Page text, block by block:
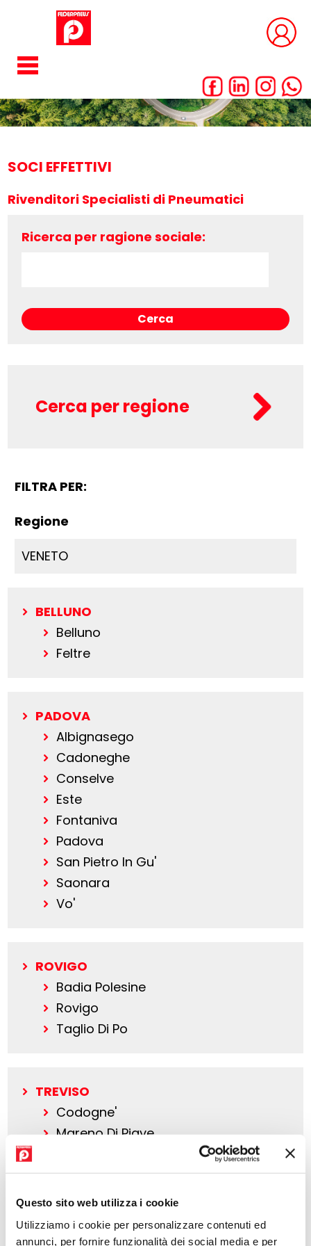
Questo sito web utilizza i cookie
Utilizziamo i cookie per personalizzare contenuti ed
annunci, per fornire funzionalità dei social media e per
SOCI EFFETTIVI
Rivenditori Specialisti di Pneumatici
Ricerca per ragione sociale:
Cerca per regione
FILTRA PER:
Regione
VENETO
BELLUNO
Belluno
Feltre
PADOVA
Albignasego
Cadoneghe
Conselve
Este
Fontaniva
Padova
San Pietro In Gu'
Saonara
Vo'
ROVIGO
Badia Polesine
Rovigo
Taglio Di Po
TREVISO
Codogne'
Mareno Di Piave
Montebelluna
Quinto Di Treviso
Silea
Villorba